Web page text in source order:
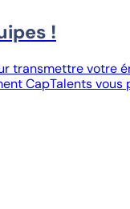
!
transmettre votre
CapTalents vous